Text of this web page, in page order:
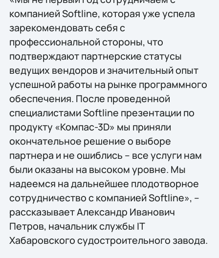
компанией Softline, которая уже успела
зарекомендовать себя с
профессиональной стороны, что
подтверждают партнерские статусы
ведущих вендоров и значительный опыт
успешной работы на рынке программного
обеспечения. После проведенной
специалистами Softline презентации по
продукту «Компас-3D» мы приняли
окончательное решение о выборе
партнера и не ошиблись – все услуги нам
были оказаны на высоком уровне. Мы
надеемся на дальнейшее плодотворное
сотрудничество с компанией Softline», –
рассказывает Александр Иванович
Петров, начальник службы IТ
Хабаровского судостроительного завода.